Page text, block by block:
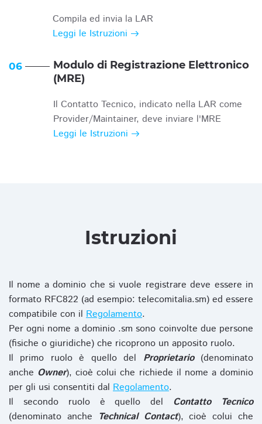
Compila ed invia la LAR
Leggi le Istruzioni
06
Modulo di Registrazione Elettronico
(MRE)
Il Contatto Tecnico, indicato nella LAR come
Provider/Maintainer, deve inviare l'MRE
Leggi le Istruzioni
Istruzioni
Il nome a dominio che si vuole registrare deve essere in
formato RFC822 (ad esempio: telecomitalia.sm) ed essere
compatibile con il Regolamento.
Per ogni nome a dominio .sm sono coinvolte due persone
(fisiche o giuridiche) che ricoprono un apposito ruolo.
Il primo ruolo è quello del Proprietario(denominato
anche Owner), cioè colui che richiede il nome a dominio
per gli usi consentiti dal Regolamento.
Il secondo ruolo è quello del Contatto Tecnico
(denominato anche Technical Contact), cioè colui che